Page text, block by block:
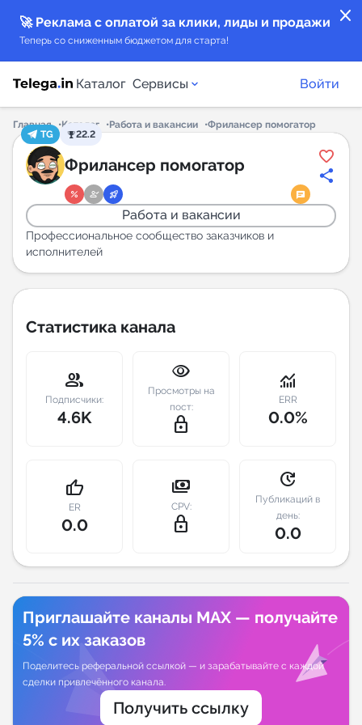
close
🚀 Реклама с оплатой за клики, лиды и продажи
Теперь со сниженным бюджетом для старта!
Каталог Сервисы
Каталог каналов
Каталог ботов
Горящие предложения
Индекс читаемости каналов в Telegram
Аналитика MAX каналов
Индивидуальное сопровождение
Аналитика Telegram
Войти
Главная Каталог Работа и вакансии
Фрилансер помогатор
TG
22.2
Фрилансер помогатор
Работа и вакансии
Профессиональное сообщество заказчиков и
исполнителей
Статистика канала
group
Подписчики:
4.6K
visibility
Просмотры на
пост:
lock_outline
monitoring
ERR
0.0%
thumb_up
ER
0.0
payments
CPV:
lock_outline
update
Публикаций в
день:
0.0
Приглашайте каналы MAX — получайте
5% с их заказов
Поделитесь реферальной ссылкой — и зарабатывайте с каждой
сделки привлечённого канала.
Получить ссылку